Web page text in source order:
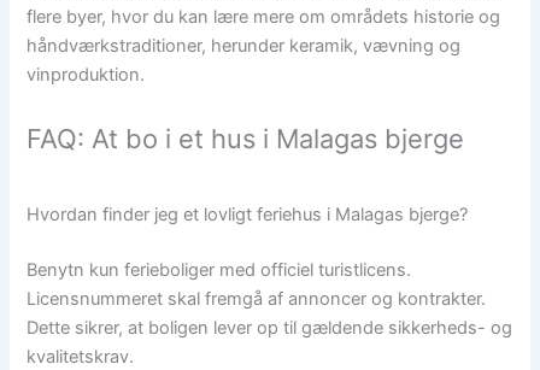
flere byer, hvor du kan lære mere om områdets historie og
håndværkstraditioner, herunder keramik, vævning og
vinproduktion.
FAQ: At bo i et hus i Malagas bjerge
Hvordan finder jeg et lovligt feriehus i Malagas bjerge?
Benytn kun ferieboliger med officiel turistlicens.
Licensnummeret skal fremgå af annoncer og kontrakter.
Dette sikrer, at boligen lever op til gældende sikkerheds- og
kvalitetskrav.